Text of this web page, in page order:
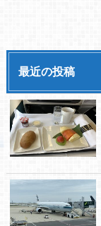
最近の投稿